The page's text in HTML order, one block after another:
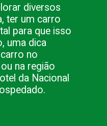
diversos
ter um carro
para que isso
uma dica
no
na região
da Nacional